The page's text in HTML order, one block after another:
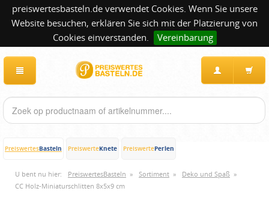
preiswertesbasteln.de verwendet Cookies. Wenn Sie unsere
Website besuchen, erklären Sie sich mit der Platzierung von
Cookies einverstanden.
Vereinbarung
PreiswertesBasteln PreiswerteKnete PreiswertePerlen
U bent nu hier: PreiswertesBasteln » Sortiment » Deko und Spaß »
CC Holz-Miniaturschlitten 8x5x9 cm